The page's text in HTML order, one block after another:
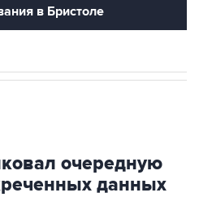
в Бристоле
очередную
данных